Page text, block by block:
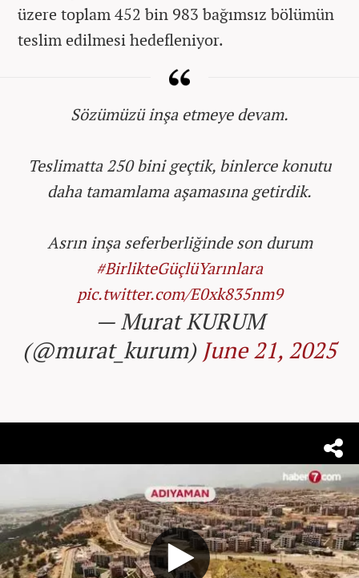
üzere toplam 452 bin 983 bağımsız bölümün
teslim edilmesi hedefleniyor.
Sözümüzü inşa etmeye devam.
Teslimatta 250 bini geçtik, binlerce konutu
daha tamamlama aşamasına getirdik.
Asrın inşa seferberliğinde son durum
#BirlikteGüçlüYarınlara
pic.twitter.com/E0xk835nm9
— Murat KURUM
(@murat_kurum) June 21, 2025